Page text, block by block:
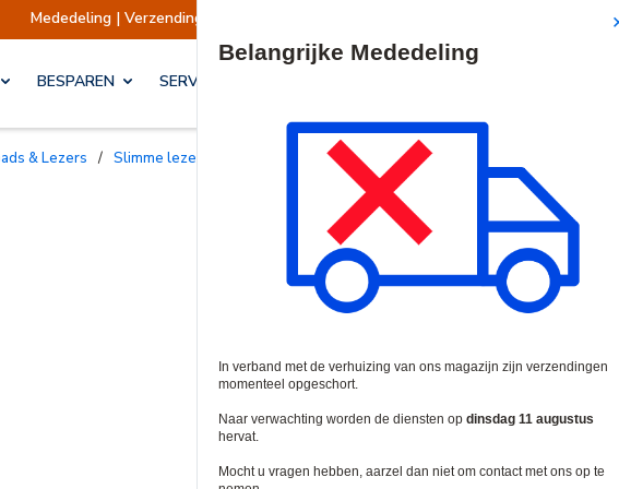
Mededeling | Verzendingen opgeschort Verzendingen
BESPAREN SERVICES & OPLOSSINGEN
& Lezers / Slimme lezers